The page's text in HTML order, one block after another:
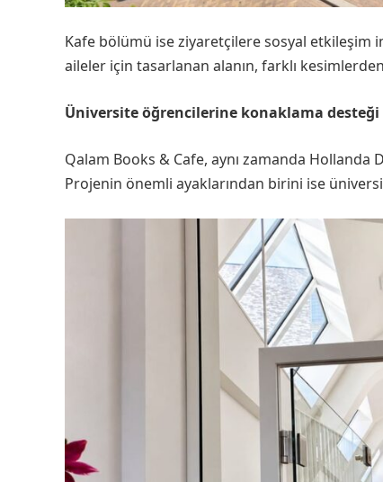
Kafe bölümü ise ziyaretçilere sosyal etkileşim
aileler için tasarlanan alanın, farklı
Üniversite öğrencilerine konaklama
Qalam Books & Cafe, aynı zamanda
Projenin önemli ayaklarından birini ise